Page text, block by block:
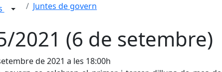
Juntes de govern
2021 (6 de setembre)
de 2021 a les 18:00h